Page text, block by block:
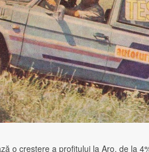
o creştere a profitului la Aro, de la